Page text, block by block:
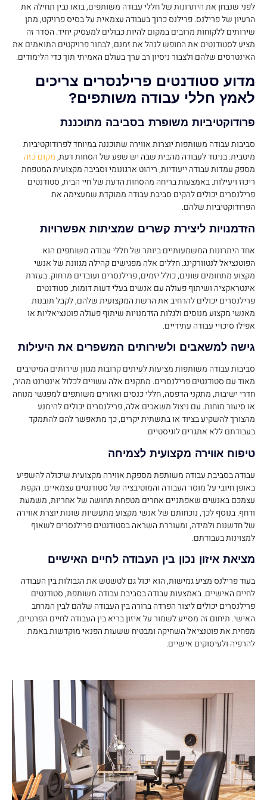
לפני שנבחן את היתרונות של חללי עבודה משותפים, בואו נבין תחילה את
הרעיון של פרילנס. פרילנס כרוך בעבודה עצמאית על בסיס פרויקט, מתן
שירותים ללקוחות מרובים במקום להיות כבולים למעסיק יחיד. הסדר זה
מציע לסטודנטים את החופש לנהל את זמנם, לבחור פרויקטים התואמים את
האינטרסים שלהם ולצבור ניסיון רב ערך בעולם האמיתי תוך כדי הלימודים.
מדוע סטודנטים פרילנסרים צריכים
לאמץ חללי עבודה משותפים?
פרודוקטיביות משופרת בסביבה מתוכננת
סביבות עבודה משותפות יוצרות אווירה שתוכננה במיוחד לפרודוקטיביות
מיטבית. בניגוד לעבודה מהבית שבה יש שפע של הסחות דעת,מקום כזה
מספק עמדות עבודה ייעודיות, ריהוט ארגונומי וסביבה מקצועית המטפחת
ריכוז ויעילות. באמצעות בריחה מהסחות הדעת של חיי הבית, סטודנטים
פרילנסרים יכולים להקים סביבת עבודה ממוקדת שמעצימה את
הפרודוקטיביות שלהם.
הזדמנויות ליצירת קשרים שמציתות אפשרויות
אחד היתרונות המשמעותיים ביותר של חללי עבודה משותפים הוא
הפוטנציאל לנטוורקינג. חללים אלה מפגישים קהילה מגוונת של אנשי
מקצוע מתחומים שונים, כולל יזמים, פרילנסרים ועובדים מרחוק. בעזרת
אינטראקציה ושיתוף פעולה עם אנשים בעלי דעות דומות, סטודנטים
פרילנסרים יכולים להרחיב את הרשת המקצועית שלהם, לקבל תובנות
מאנשי מקצוע מנוסים ולגלות הזדמנויות שיתוף פעולה פוטנציאליות או
אפילו סיכויי עבודה עתידיים.
גישה למשאבים ולשירותים המשפרים את היעילות
סביבות עבודה משותפות מציעות לעיתים קרובות מגוון שירותים המיטיבים
מאוד עם סטודנטים פרילנסרים. מתקנים אלה עשויים לכלול אינטרנט מהיר,
חדרי ישיבות, מתקני הדפסה, חללי כנסים ואזורים משותפים למפגשי מנוחה
או סיעור מוחות. עם ניצול משאבים אלה, פרילנסרים יכולים להימנע
מהצורך להשקיע בציוד או בתשתית יקרים, כך מתאפשר להם להתמקד
בעבודתם ללא אתגרים לוגיסטיים.
טיפוח אווירה מקצועית לצמיחה
עבודה בסביבת עבודה משותפת מספקת אווירה מקצועית שיכולה להשפיע
באופן חיובי על מוסר העבודה והמוטיבציה של סטודנטים עצמאיים. הקפת
עצמכם באנשים שאפתניים אחרים מטפחת תחושה של אחריות, משמעת
ודחף. בנוסף לכך, נוכחותם של אנשי מקצוע מתעשיות שונות יוצרת אווירה
של חדשנות ולמידה, ומעוררת השראה בסטודנטים פרילנסרים לשאוף
למצוינות בעבודתם.
מציאת איזון נכון בין העבודה לחיים האישיים
בעוד פרילנס מציע גמישות, הוא יכול גם לטשטש את הגבולות בין העבודה
לחיים האישיים. באמצעות עבודה בסביבת עבודה משותפת, סטודנטים
פרילנסרים יכולים ליצור הפרדה ברורה בין העבודה שלהם לבין המרחב
האישי. תיחום זה מסייע לשמור על איזון בריא בין העבודה לחיים הפרטיים,
מפחית את פוטנציאל השחיקה ומבטיח ששעות הפנאי מוקדשות באמת
להרפיה ולעיסוקים אישיים.